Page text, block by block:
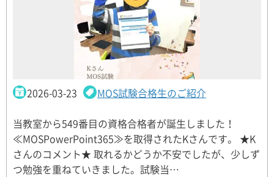
2026-03-23 MOS試験合格生のご紹介
当教室から549番目の資格合格者が誕生しました！
≪MOSPowerPoint365≫を取得されたKさんです。 ★K
さんのコメント★ 取れるかどうか不安でしたが、少しず
つ勉強を重ねていきました。試験当…